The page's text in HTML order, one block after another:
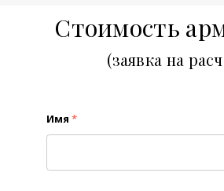
Стоимость
(заявка на
Имя *